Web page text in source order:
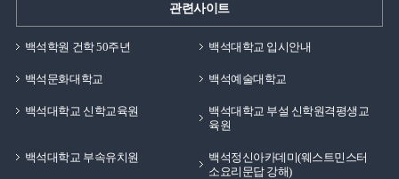
관련사이트
백석학원 건학 50주년 백석대학교 입시안내
백석문화대학교 백석예술대학교
백석대학교 신학교육원
백석대학교 부설 신학원격평생교
육원
백석대학교 부속유치원
백석정신아카데미(웨스트민스터
소요리문답 강해)